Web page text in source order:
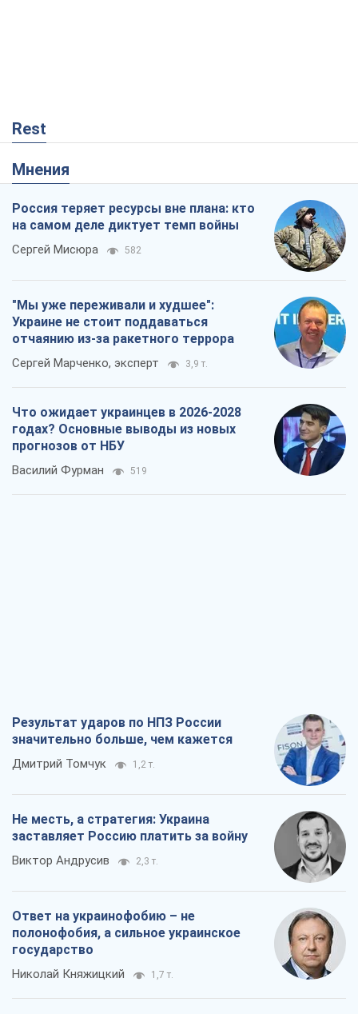
Rest
Мнения
Россия теряет ресурсы вне плана: кто
на самом деле диктует темп войны
Сергей Мисюра 582
"Мы уже переживали и худшее":
Украине не стоит поддаваться
отчаянию из-за ракетного террора
Сергей Марченко, эксперт 3,9 т.
Что ожидает украинцев в 2026-2028
годах? Основные выводы из новых
прогнозов от НБУ
Василий Фурман 519
Результат ударов по НПЗ России
значительно больше, чем кажется
Дмитрий Томчук 1,2 т.
Не месть, а стратегия: Украина
заставляет Россию платить за войну
Виктор Андрусив 2,3 т.
Ответ на украинофобию – не
полонофобия, а сильное украинское
государство
Николай Княжицкий 1,7 т.